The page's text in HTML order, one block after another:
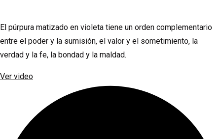
El púrpura matizado en violeta tiene un orden complementario
entre el poder y la sumisión, el valor y el sometimiento, la
verdad y la fe, la bondad y la maldad.
Ver video